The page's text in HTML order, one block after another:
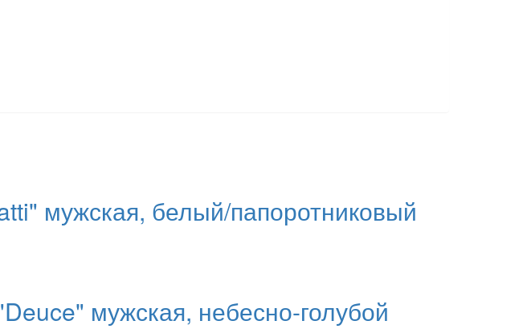
мужская, белый/папоротниковый
мужская, небесно-голубой